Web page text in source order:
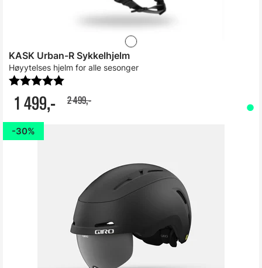
KASK Urban-R Sykkelhjelm
Høyytelses hjelm for alle sesonger
1 499,- 2 499,-
Karakter:
30%